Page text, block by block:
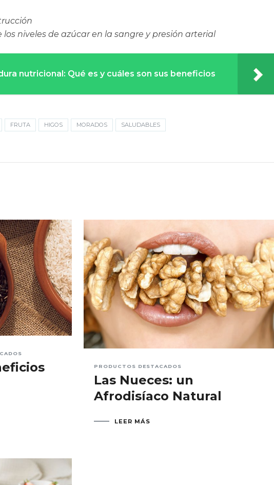
niveles de azúcar en la sangre y presión arterial
nutricional: Qué es y cuáles son sus beneficios
FRUTA HIGOS MORADOS SALUDABLES
PRODUCTOS DESTACADOS
Las Nueces: un
Afrodisíaco Natural
LEER MÁS